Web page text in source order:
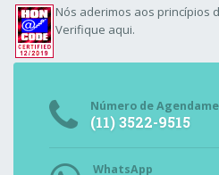
Nós aderimos aos princípios
Verifique aqui.
Número de
(11) 3522-9515
WhatsApp